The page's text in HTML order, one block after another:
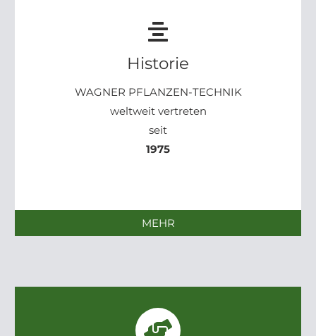
Historie
WAGNER PFLANZEN-TECHNIK
weltweit vertreten
seit
1975
MEHR